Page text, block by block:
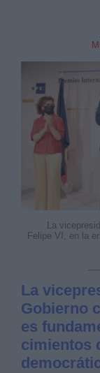
La
Felipe VI, en la
La
Gobierno
es
cimientos